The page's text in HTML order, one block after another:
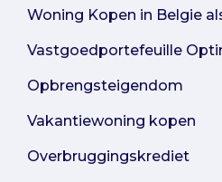
Woning Kopen in Belgie
Vastgoedportefeuille
Opbrengsteigendom
Vakantiewoning kopen
Overbruggingskrediet